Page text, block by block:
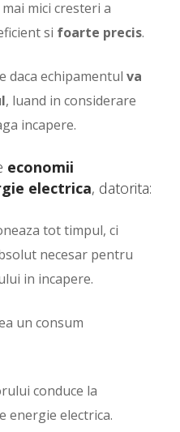
mici cresteri a
si foarte precis.
daca echipamentul va
, luand in considerare
incapere.
economii
electrica, datorita:
tot timpul, ci
necesar pentru
in incapere.
un consum
conduce la
energie electrica.